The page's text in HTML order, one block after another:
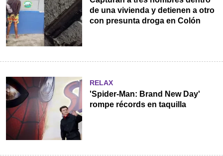
de una vivienda y detienen a otro
con presunta droga en Colón
RELAX
'Spider-Man: Brand New Day'
rompe récords en taquilla